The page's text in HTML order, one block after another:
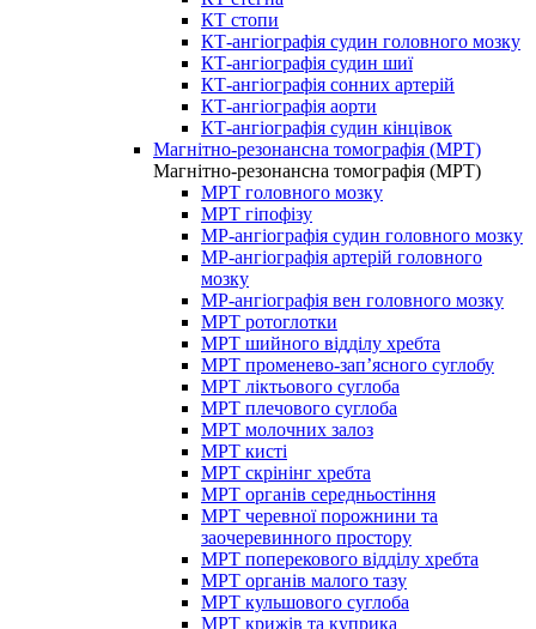
КТ стопи
КТ-ангіографія судин головного мозку
КТ-ангіографія судин шиї
КТ-ангіографія сонних артерій
КТ-ангіографія аорти
КТ-ангіографія судин кінцівок
Магнітно-резонансна томографія (МРТ)
Магнітно-резонансна томографія (МРТ)
МРТ головного мозку
МРТ гіпофізу
МР-ангіографія судин головного мозку
МР-ангіографія артерій головного
мозку
МР-ангіографія вен головного мозку
МРТ ротоглотки
МРТ шийного відділу хребта
МРТ променево-зап’ясного суглобу
МРТ ліктьового суглоба
МРТ плечового суглоба
МРТ молочних залоз
МРТ кисті
МРТ скрінінг хребта
МРТ органів середньостіння
МРТ черевної порожнини та
заочеревинного простору
МРТ поперекового відділу хребта
МРТ органів малого тазу
МРТ кульшового суглоба
МРТ крижів та куприка